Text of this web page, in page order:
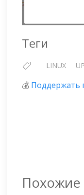
Теги
LINUX
💰 Поддержать